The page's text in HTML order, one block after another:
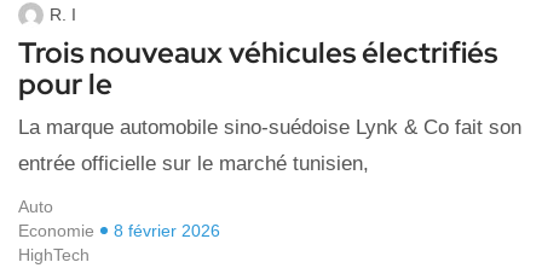
R. I
Trois nouveaux véhicules électrifiés
pour le
La marque automobile sino-suédoise Lynk & Co fait son
entrée officielle sur le marché tunisien,
Auto
Economie
HighTech
8 février 2026